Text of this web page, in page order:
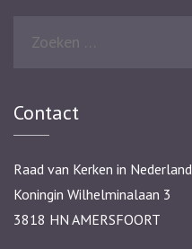
Contact
Raad van Kerken in Nederland
Koningin Wilhelminalaan 3
3818 HN AMERSFOORT